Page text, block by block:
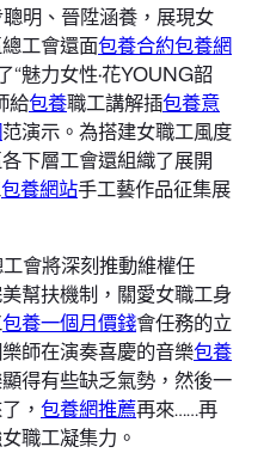
明、晉陞涵養，展現女
工會還面包養合約包養網
“魅力女性·花YOUNG韶
給包養職工講解插包養意
范演示。為搭建女職工風度
下層工會還組織了展開
包養網站手工藝作品征集展
會將深刻推動維權任
幫扶機制，關愛女職工身
包養一個月價錢會任務的立
師在演奏喜慶的音樂包養
得有些缺乏氣勢，然後一
， 包養網推薦再來……再
職工凝集力。